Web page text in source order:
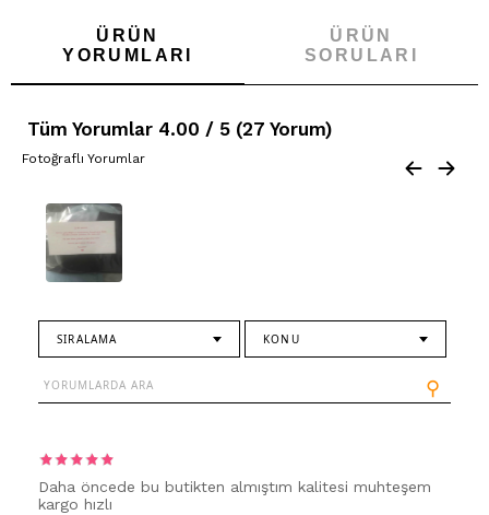
ÜRÜN
YORUMLARI
ÜRÜN
SORULARI
Tüm Yorumlar 4.00 / 5 (27 Yorum)
Fotoğraflı Yorumlar
SIRALAMA KONU
⚲
Daha öncede bu butikten almıştım kalitesi muhteşem
kargo hızlı